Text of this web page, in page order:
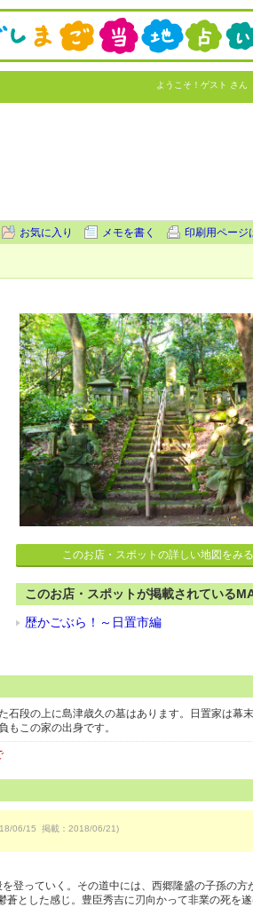
ようこそ！ ゲスト さん
お気に入り メモを書く 印刷用ページ
このお店・スポットの詳しい地図をみる
このお店・スポットが掲載されている
歴かごぶら！～日置市編
石段の上に島津歳久の墓はあります。日置家は幕
この家の出身です。
06/15 掲載：2018/06/21)
登っていく。その道中には、西郷隆盛の子孫の方
とした感じ。豊臣秀吉に刃向かって非業の死を